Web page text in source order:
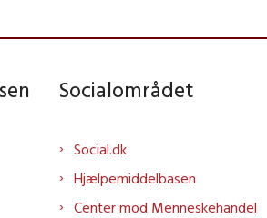
Socialområdet
Social.dk
Hjælpemiddelbasen
Center mod Menneskehandel